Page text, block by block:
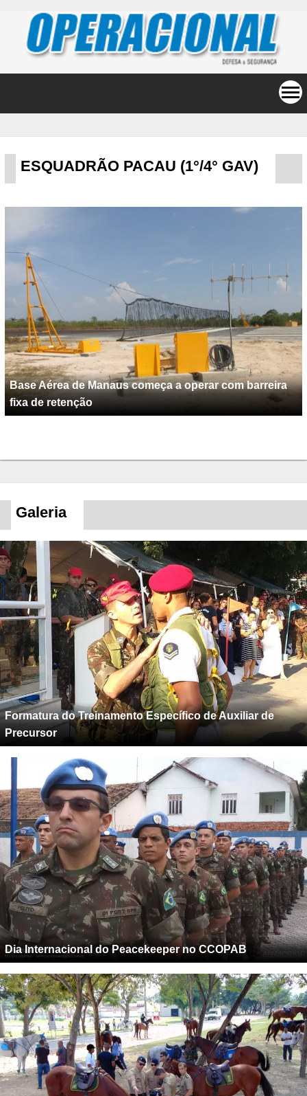
ESQUADRÃO PACAU (1°/4° GAV)
Base Aérea de Manaus começa a operar com barreira
fixa de retenção
Galeria
Formatura do Treinamento Específico de Auxiliar de
Precursor
Dia Internacional do Peacekeeper no CCOPAB